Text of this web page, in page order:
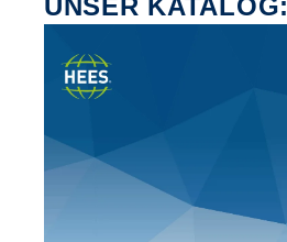
UNSER KATALOG: